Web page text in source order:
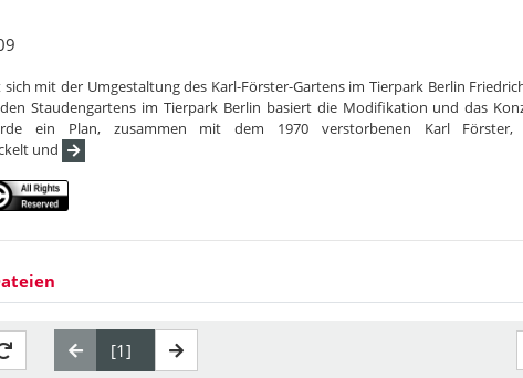
mit der Umgestaltung des Karl-Förster-Gartens im Tierpark Berlin
Staudengartens im Tierpark Berlin basiert die Modifikation und das
ein Plan, zusammen mit dem 1970 verstorbenen Karl
und